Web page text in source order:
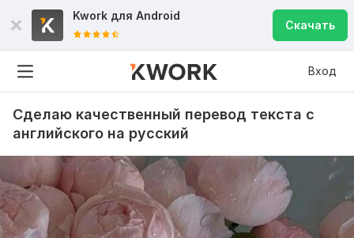
Kwork для Android
Скачать
Вход
Сделаю качественный перевод текста с
английского на русский